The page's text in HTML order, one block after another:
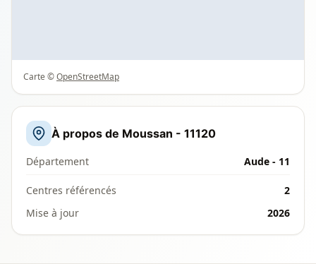
Carte ©OpenStreetMap
À propos de Moussan - 11120
Département Aude - 11
Centres référencés
2
Mise à jour
2026